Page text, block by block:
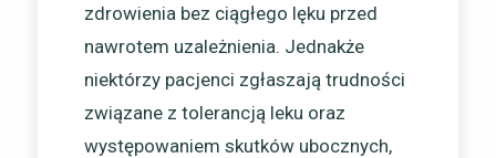
zdrowienia bez ciągłego lęku przed
nawrotem uzależnienia. Jednakże
niektórzy pacjenci zgłaszają trudności
związane z tolerancją leku oraz
występowaniem skutków ubocznych,